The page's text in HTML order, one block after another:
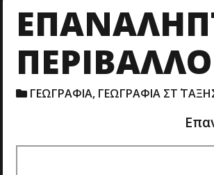
ΓΕΩΓΡΑΦΙΑ, ΓΕΩΓΡΑΦΙΑ ΣΤ΄